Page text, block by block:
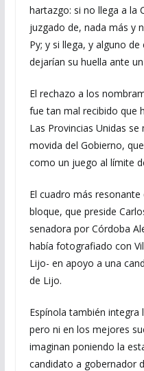
hartazgo: si no llega a la
juzgado de, nada más y
Py; y si llega, y alguno
dejarían su huella ante
El rechazo a los
fue tan mal recibido que
Las Provincias Unidas
movida del Gobierno,
como un juego al límite
El cuadro más
bloque, que preside
senadora por Córdoba
había fotografiado con
Lijo- en apoyo a una
de Lijo.
Espínola también integra
pero ni en los mejores
imaginan poniendo la
candidato a gobernador